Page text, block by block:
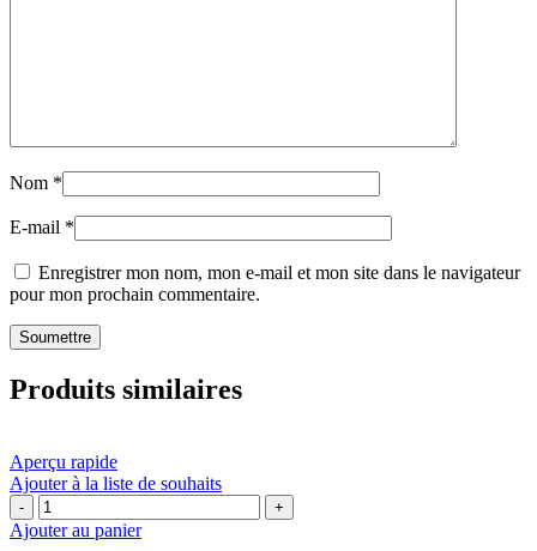
Nom *
E-mail *
Enregistrer mon nom, mon e-mail et mon site dans le navigateur
pour mon prochain commentaire.
Produits similaires
Aperçu rapide
Ajouter à la liste de souhaits
quantité
de
Ajouter au panier